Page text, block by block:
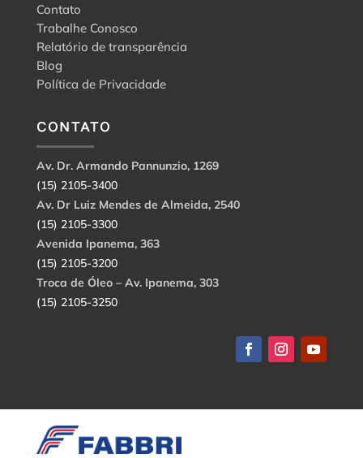
Contato
Trabalhe Conosco
Relatório de transparência
Blog
Política de Privacidade
CONTATO
Av. Dr. Armando Pannunzio, 1269
(15) 2105-3400
Av. Dr Luiz Mendes de Almeida, 2540
(15) 2105-3300
Avenida Ipanema, 363
(15) 2105-3200
Troca de Óleo – Av. Ipanema, 303
(15) 2105-3250